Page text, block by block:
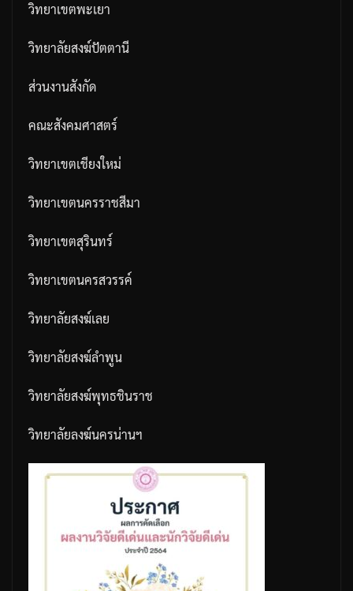
วิทยาเขตพะเยา
วิทยาลัยสงฆ์ปัตตานี
ส่วนงานสังกัด
คณะสังคมศาสตร์
วิทยาเขตเชียงใหม่
วิทยาเขตนครราชสีมา
วิทยาเขตสุรินทร์
วิทยาเขตนครสวรรค์
วิทยาลัยสงฆ์เลย
วิทยาลัยสงฆ์ลำพูน
วิทยาลัยสงฆ์พุทธชินราช
วิทยาลัยลงฆ์นครน่านฯ